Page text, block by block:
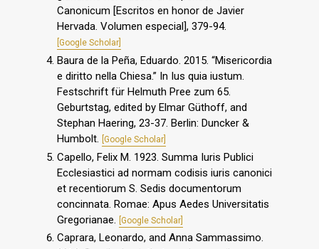
Canonicum [Escritos en honor de Javier
Hervada. Volumen especial], 379-94.
[Google Scholar]
Baura de la Peña, Eduardo. 2015. “Misericordia
e diritto nella Chiesa.” In Ius quia iustum.
Festschrift für Helmuth Pree zum 65.
Geburtstag, edited by Elmar Güthoff, and
Stephan Haering, 23-37. Berlin: Duncker &
Humbolt. [Google Scholar]
Capello, Felix M. 1923. Summa Iuris Publici
Ecclesiastici ad normam codisis iuris canonici
et recentiorum S. Sedis documentorum
concinnata. Romae: Apus Aedes Universitatis
Gregorianae.
[Google Scholar]
Caprara, Leonardo, and Anna Sammassimo.